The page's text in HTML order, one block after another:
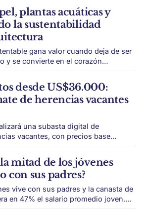
podría estar entrando en una etapa
el modelo
departamentos en pozo como
plantas acuáticas y
la sustentabilidad
gana valor cuando deja de ser
y se convierte en el corazón
de ser un complemento para
proyectar. Cada vez más
materiales de bajo impacto,
desde US$36.000:
de herencias vacantes
una subasta digital de
vacantes, con precios base
en subasta propiedades
El remate online se
desde las 10 y estará a cargo
mitad de los jóvenes
con sus padres?
vive con sus padres y la canasta de
en 47% el salario promedio joven.